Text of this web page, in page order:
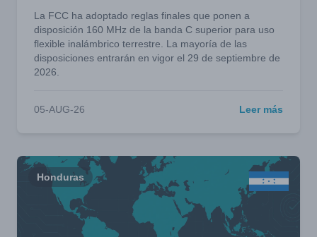
La FCC ha adoptado reglas finales que ponen a
disposición 160 MHz de la banda C superior para uso
flexible inalámbrico terrestre. La mayoría de las
disposiciones entrarán en vigor el 29 de septiembre de
2026.
05-AUG-26 Leer más
Honduras